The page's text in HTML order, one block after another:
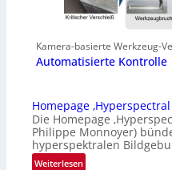
Kamera-basierte Werkzeug-
Automatisierte Kontrolle
Homepage ‚Hyperspectral
Die Homepage
Philippe Monnoyer)
hyperspektralen
Weiterlesen: